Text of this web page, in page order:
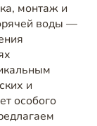
монтаж и
воды —
и
особого